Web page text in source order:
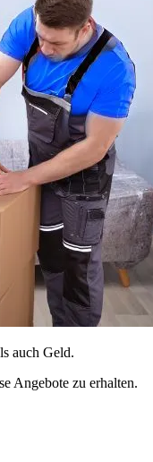
auch Geld.
Angebote zu erhalten.